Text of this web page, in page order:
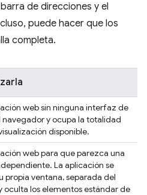
de direcciones y el
puede hacer que los
completa.
web sin ninguna interfaz de
navegador y ocupa la totalidad
disponible.
web para que parezca una
La aplicación se
propia ventana, separada del
oculta los elementos estándar de